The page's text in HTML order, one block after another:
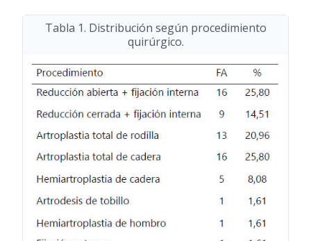
Tabla 1. Distribución según procedimiento
quirúrgico.